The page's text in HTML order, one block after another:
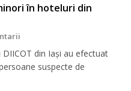
în hoteluri din
din Iași au efectuat
suspecte de